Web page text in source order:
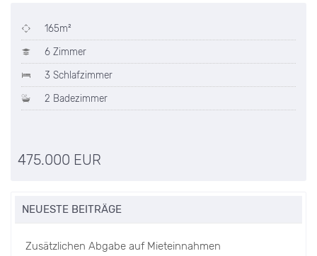
165m²
6 Zimmer
3 Schlafzimmer
2 Badezimmer
475.000 EUR
NEUESTE BEITRÄGE
Zusätzlichen Abgabe auf Mieteinnahmen